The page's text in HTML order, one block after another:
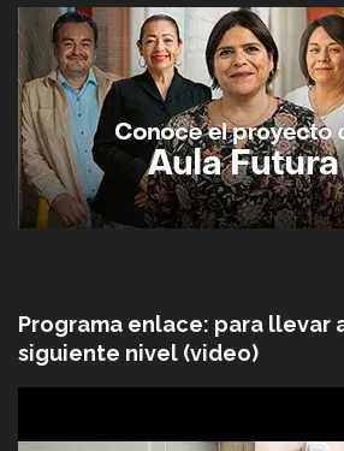
Programa enlace: para llevar
siguiente nivel (video)